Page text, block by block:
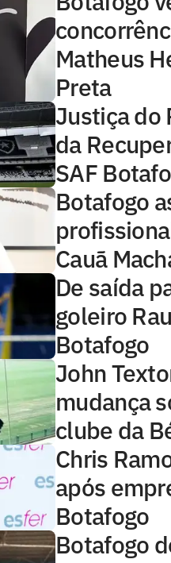
Matheus
Preta
Justiça do
da
SAF
Botafogo
Cauã
De saída
goleiro
Botafogo
John
mudança
clube da
Chris
após
Botafogo
Botafogo